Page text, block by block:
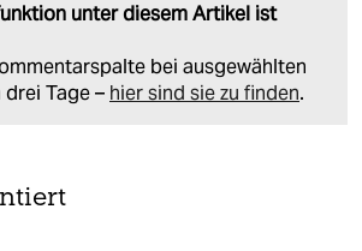
unter diesem Artikel ist
bei ausgewählten
Tage – hier sind sie zu finden.